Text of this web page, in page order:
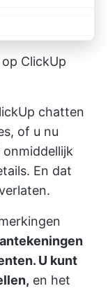
ClickUp
chatten
of u nu
En dat
U kunt
en het